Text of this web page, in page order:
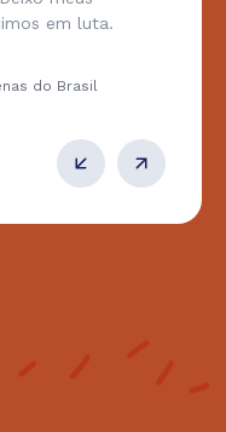
em luta.
do Brasil